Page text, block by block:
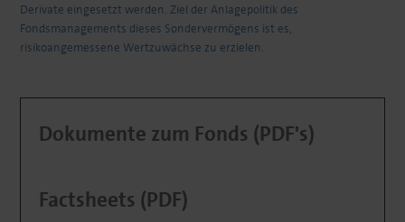
Derivate eingesetzt werden. Ziel der Anlagepolitik des
Fondsmanagements dieses Sondervermögens ist es,
risikoangemessene Wertzuwächse zu erzielen.
Dokumente zum Fonds (PDF's)
Factsheets (PDF)